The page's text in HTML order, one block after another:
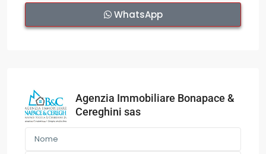
WhatsApp
Agenzia Immobiliare Bonapace &
Cereghini sas